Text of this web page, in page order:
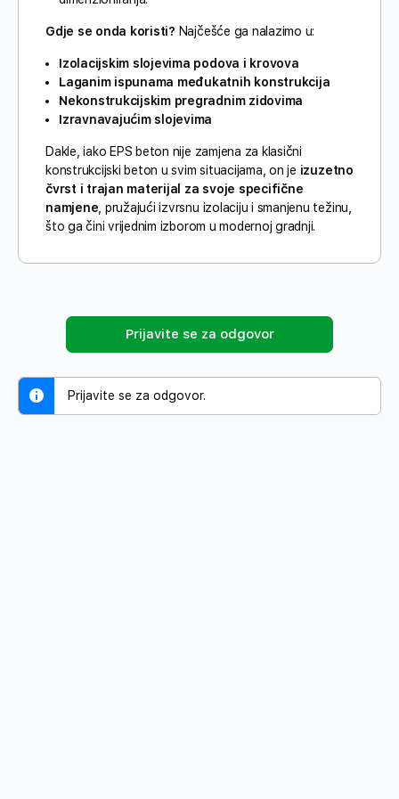
Gdje se onda koristi? Najčešće ga nalazimo u:
Izolacijskim slojevima podova i krovova
Laganim ispunama međukatnih konstrukcija
Nekonstrukcijskim pregradnim zidovima
Izravnavajućim slojevima
Dakle, iako EPS beton nije zamjena za klasični
konstrukcijski beton u svim situacijama, on je izuzetno
čvrst i trajan materijal za svoje specifične
namjene , pružajući izvrsnu izolaciju i smanjenu težinu,
što ga čini vrijednim izborom u modernoj gradnji.
Prijavite se za odgovor
Prijavite se za odgovor.